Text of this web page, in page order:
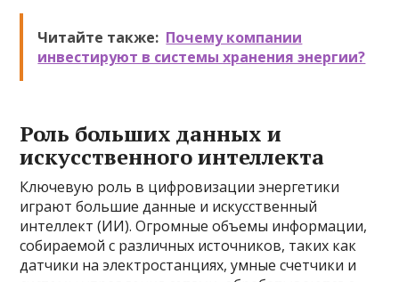
Читайте также: Почему компании
инвестируют в системы хранения энергии?
Роль больших данных и
искусственного интеллекта
Ключевую роль в цифровизации энергетики
играют большие данные и искусственный
интеллект (ИИ). Огромные объемы информации,
собираемой с различных источников, таких как
датчики на электростанциях, умные счетчики и